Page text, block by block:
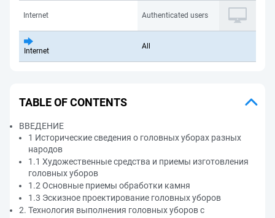
Internet Authenticated users
Internet
All
TABLE OF CONTENTS
ВВЕДЕНИЕ
1 Исторические сведения о головных уборах разных
народов
1.1 Художественные средства и приемы изготовления
головных уборов
1.2 Основные приемы обработки камня
1.3 Эскизное проектирование головных уборов
2. Технология выполнения головных уборов с